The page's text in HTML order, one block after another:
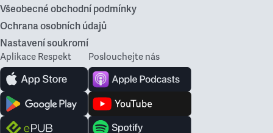
Všeobecné obchodní podmínky
Ochrana osobních údajů
Nastavení soukromí
Aplikace Respekt Poslouchejte nás